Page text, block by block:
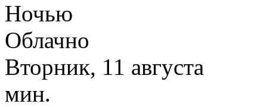
Ночью
Облачно
Вторник, 11 августа
мин.